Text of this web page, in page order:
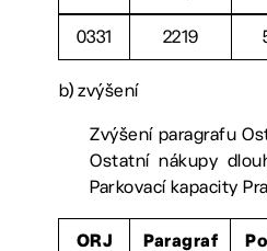
0331 2219
b) zvýšení
Zvýšení paragrafu
Ostatní nákupy
Parkovací kapacity
ORJ Paragraf